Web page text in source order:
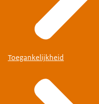
Toegankelijkheid